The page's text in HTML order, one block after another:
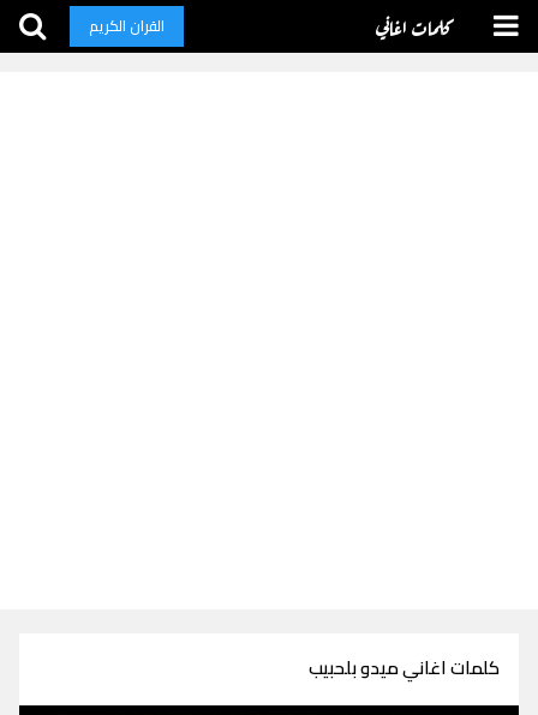
كلمات اغاني القران الكريم
كلمات اغاني ميدو بلحبيب